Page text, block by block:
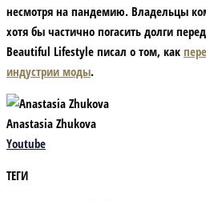
несмотря на пандемию. Владельцы
хотя бы частично погасить долги
Beautiful Lifestyle писал о том, как
индустрии моды.
Anastasia Zhukova
Youtube
ТЕГИ